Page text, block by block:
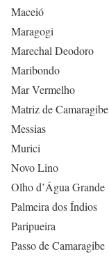
Maceió
Maragogi
Marechal Deodoro
Maribondo
Mar Vermelho
Matriz de Camaragibe
Messias
Murici
Novo Lino
Olho d’Água Grande
Palmeira dos Índios
Paripueira
Passo de Camaragibe